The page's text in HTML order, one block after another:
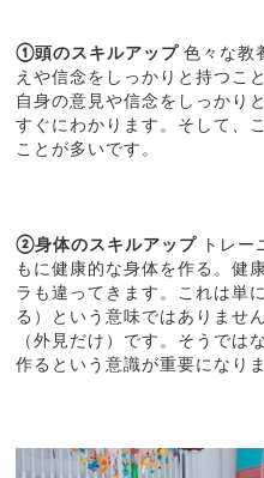
①頭のスキルアップ 色々な教
えや信念をしっかりと持つこ
自身の意見や信念をしっかり
すぐにわかります。そして、
ことが多いです。
②身体のスキルアップ トレー
もに健康的な身体を作る。健
ラも違ってきます。これは単
る）という意味ではありませ
（外見だけ）です。そうでは
作るという意識が重要になりま